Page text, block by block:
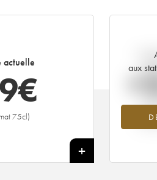
actuelle
€
75cl)
+
aux